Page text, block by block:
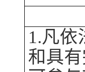
1.凡依
和具